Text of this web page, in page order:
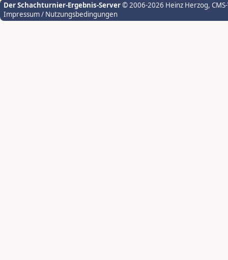
Der Schachturnier-Ergebnis-Server© 2006-2026 Heinz Herzog,
Impressum / Nutzungsbedingungen